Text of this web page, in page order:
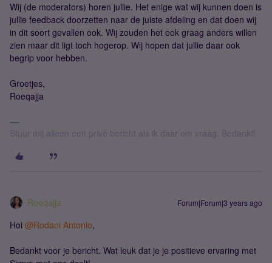
Wij (de moderators) horen jullie. Het enige wat wij kunnen doen is
jullie feedback doorzetten naar de juiste afdeling en dat doen wij
in dit soort gevallen ook. Wij zouden het ook graag anders willen
zien maar dit ligt toch hogerop. Wij hopen dat jullie daar ook
begrip voor hebben.
Groetjes,
Roeqajja
Stuur mij alleen een privé bericht als ik daar om vraag. Bedankt!
Roeqajja Forum|Forum|3 years ago
Hoi @Rodani Antonio,
Bedankt voor je bericht. Wat leuk dat je je positieve ervaring met